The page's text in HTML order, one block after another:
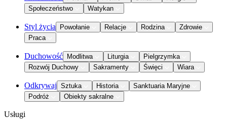
Społeczeństwo
Watykan
Styl życia Powołanie Relacje Rodzina
Zdrowie
Praca
Duchowość Modlitwa Liturgia
Pielgrzymka
Rozwój Duchowy
Sakramenty Święci Wiara
Odkrywaj Sztuka Historia
Sanktuaria Maryjne
Podróż
Obiekty sakralne
Usługi